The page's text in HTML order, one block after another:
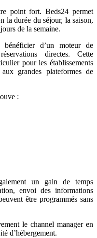
point fort. Beds24 permet
la durée du séjour, la saison,
de la semaine.
bénéficier d’un moteur de
directes. Cette
pour les établissements
grandes plateformes de
:
un gain de temps
envoi des informations
être programmés sans
le channel manager en
d’hébergement.